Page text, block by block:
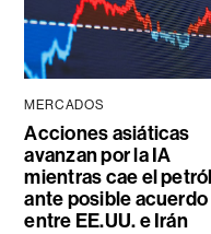
MERCADOS
Acciones asiáticas
avanzan por la IA
mientras cae el
ante posible acuerdo
entre EE.UU. e Irán